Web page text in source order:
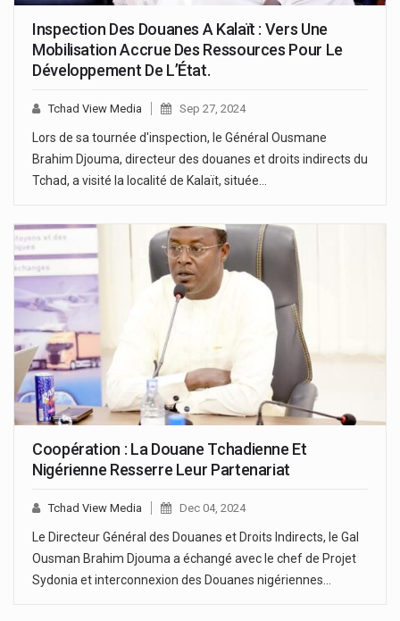
Inspection Des Douanes A Kalaït : Vers Une
Mobilisation Accrue Des Ressources Pour Le
Développement De L’État.
Tchad View Media Sep 27, 2024
Lors de sa tournée d'inspection, le Général Ousmane
Brahim Djouma, directeur des douanes et droits indirects du
Tchad, a visité la localité de Kalaït, située…
Coopération : La Douane Tchadienne Et
Nigérienne Resserre Leur Partenariat
Tchad View Media Dec 04, 2024
Le Directeur Général des Douanes et Droits Indirects, le Gal
Ousman Brahim Djouma a échangé avec le chef de Projet
Sydonia et interconnexion des Douanes nigériennes…